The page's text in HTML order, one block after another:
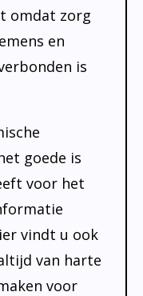
omdat zorg
en
is
goede is
voor het
vindt u ook
van harte
voor